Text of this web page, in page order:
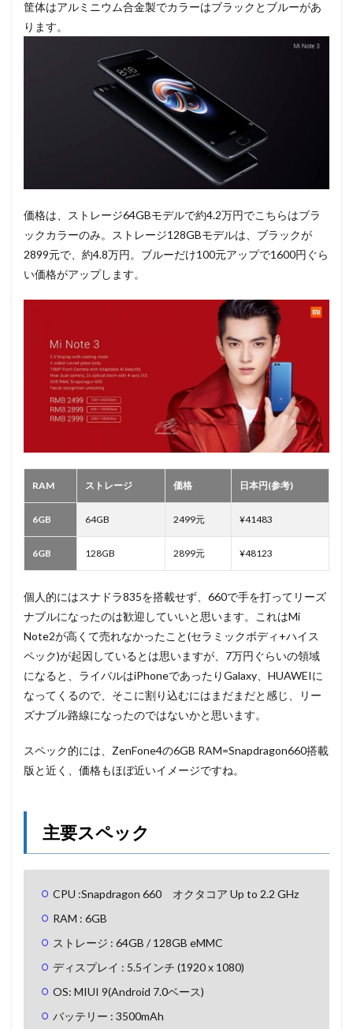
筐体はアルミニウム合金製でカラーはブラックとブルーがあ
ります。
価格は、ストレージ64GBモデルで約4.2万円でこちらはブラ
ックカラーのみ。ストレージ128GBモデルは、ブラックが
2899元で、約4.8万円。ブルーだけ100元アップで1600円ぐら
い価格がアップします。
RAM ストレージ 価格 日本円(参考)
6GB 64GB 2499元 ¥41483
6GB 128GB 2899元 ¥48123
個人的にはスナドラ835を搭載せず、660で手を打ってリーズ
ナブルになったのは歓迎していいと思います。これはMi
Note2が高くて売れなかったこと(セラミックボディ+ハイス
ペック)が起因しているとは思いますが、7万円ぐらいの領域
になると、ライバルはiPhoneであったりGalaxy、HUAWEIに
なってくるので、そこに割り込むにはまだまだと感じ、リー
ズナブル路線になったのではないかと思います。
スペック的には、ZenFone4の6GB RAM=Snapdragon660搭載
版と近く、価格もほぼ近いイメージですね。
主要スペック
CPU :Snapdragon 660 オクタコア Up to 2.2 GHz
RAM : 6GB
ストレージ : 64GB / 128GB eMMC
ディスプレイ : 5.5インチ (1920 x 1080)
OS: MIUI 9(Android 7.0ベース)
バッテリー : 3500mAh